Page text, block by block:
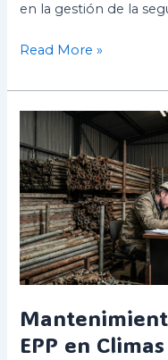
en la gestión de la
Read More »
EPP en
Mantenimiento
de
Andamios
y
EPP
en
Climas
Corrosivos